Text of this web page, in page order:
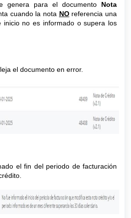
genera para el documento Nota
cuando la nota NO referencia una
inicio no es informado o supera los
el documento en error.
el fin del periodo de facturación